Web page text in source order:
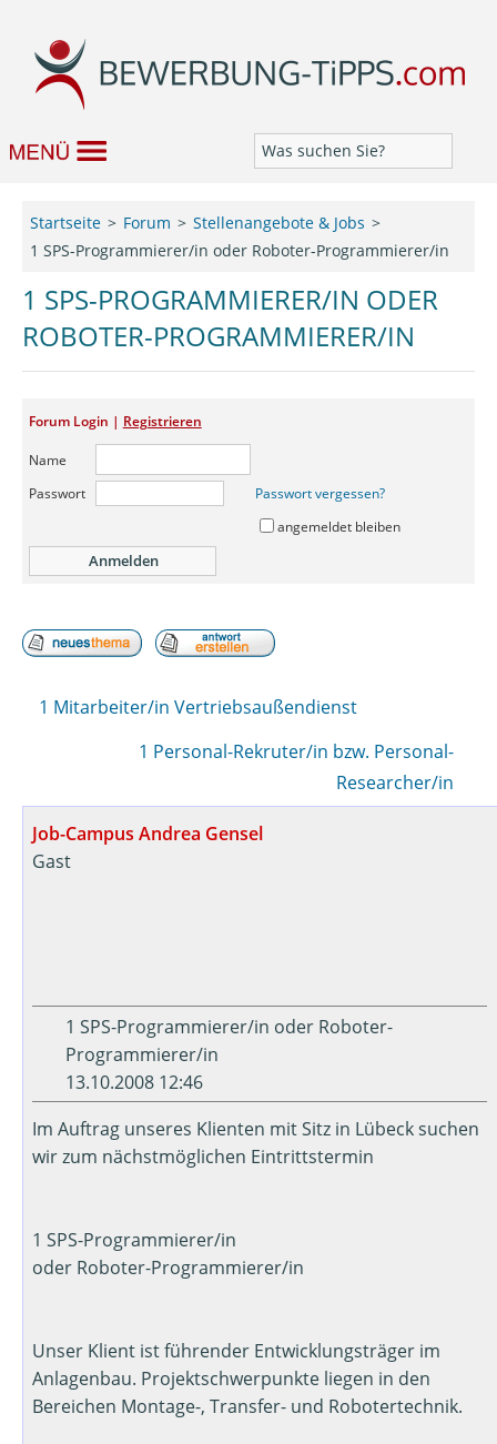
Job & Karriere
Bewerbungseditor
Startseite Forum
Stellenangebote & Jobs
1 SPS-Programmierer/in oder Roboter-Programmierer/in
1 SPS-PROGRAMMIERER/IN ODER
ROBOTER-PROGRAMMIERER/IN
Forum Login | Registrieren
Name
Passwort
Passwort vergessen?
angemeldet bleiben
1 Mitarbeiter/in Vertriebsaußendienst
1 Personal-Rekruter/in bzw. Personal-
Researcher/in
Job-Campus Andrea Gensel
Gast
1 SPS-Programmierer/in oder Roboter-
Programmierer/in
13.10.2008 12:46
Im Auftrag unseres Klienten mit Sitz in Lübeck suchen
wir zum nächstmöglichen Eintrittstermin
1 SPS-Programmierer/in
oder Roboter-Programmierer/in
Unser Klient ist führender Entwicklungsträger im
Anlagenbau. Projektschwerpunkte liegen in den
Bereichen Montage-, Transfer- und Robotertechnik.